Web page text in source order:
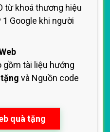
từ khoá thương hiệu
1 Google khi người
gồm tài liệu hướng
và Nguồn code
quà tặng